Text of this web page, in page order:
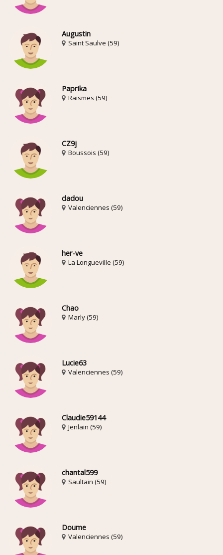
Augustin
Saint Saulve (59)
Paprika
Raismes (59)
CZ9j
Boussois (59)
dadou
Valenciennes (59)
her-ve
La Longueville (59)
Chao
Marly (59)
Lucie63
Valenciennes (59)
Claudie59144
Jenlain (59)
chantal599
Saultain (59)
Doume
Valenciennes (59)